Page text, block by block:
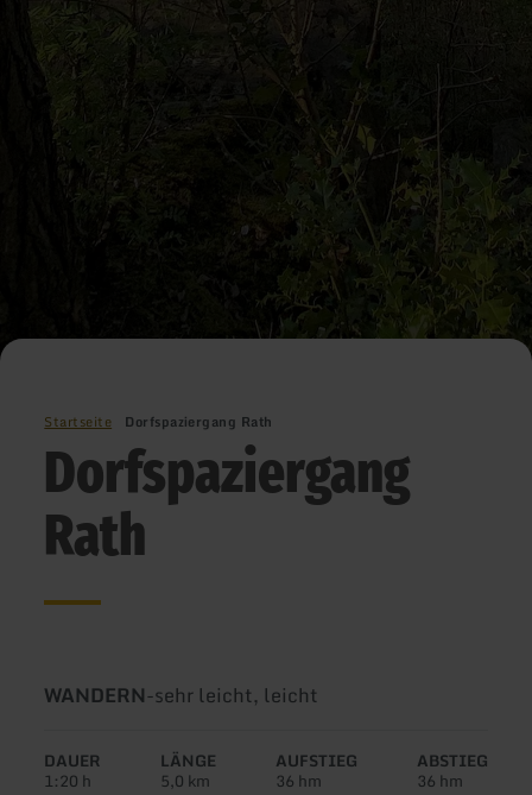
Startseite Dorfspaziergang Rath
Dorfspaziergang
Rath
Art
Tour:
WANDERN-Schwierigkeit:
sehr leicht, leicht
DAUER
1:20 h
LÄNGE
5,0 km
AUFSTIEG
36 hm
ABSTIEG
36 hm